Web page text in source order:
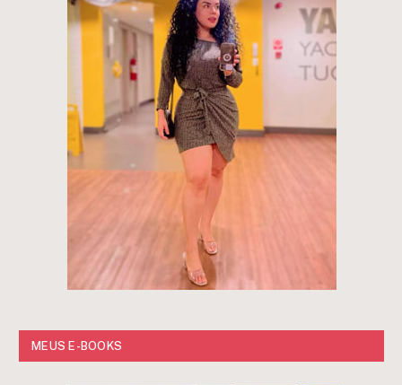
MEUS E-BOOKS